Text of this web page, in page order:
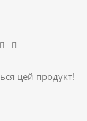
цей продукт!